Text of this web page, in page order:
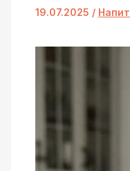
19.07.2025 /